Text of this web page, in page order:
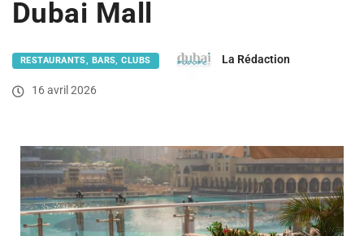
Dubai Mall
RESTAURANTS, BARS, CLUBS La Rédaction
16 avril 2026